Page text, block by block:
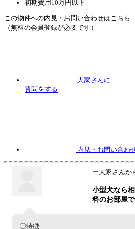
初期費用10万円以下
この物件への内見・お問い合わせはこちら
（無料の会員登録が必要です）
大家さんに
質問をする
内見 ・お問い合わ
ー大家さんか
小型犬なら
料のお部屋
〇特徴